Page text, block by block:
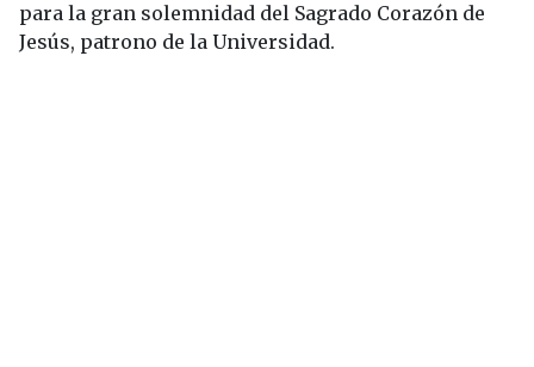
para la gran solemnidad del Sagrado Corazón de
Jesús, patrono de la Universidad.